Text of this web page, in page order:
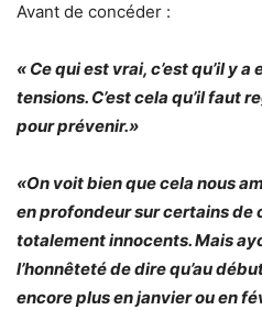
Avant de concéder :
« Ce qui est vrai, c’est qu’il y
tensions. C’est cela qu’il faut
pour prévenir.»
«On voit bien que cela nous
en profondeur sur certains de
totalement innocents. Mais
l’honnêteté de dire qu’au
encore plus en janvier ou en